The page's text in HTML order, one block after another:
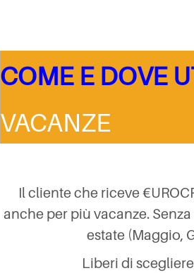
COME E DOVE
VACANZE
Il cliente che riceve
anche per più vacanze.
estate (Maggio,
Liberi di